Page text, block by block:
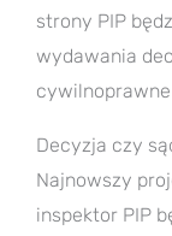
strony PIP
wydawania
Decyzja czy
Najnowszy
inspektor PIP